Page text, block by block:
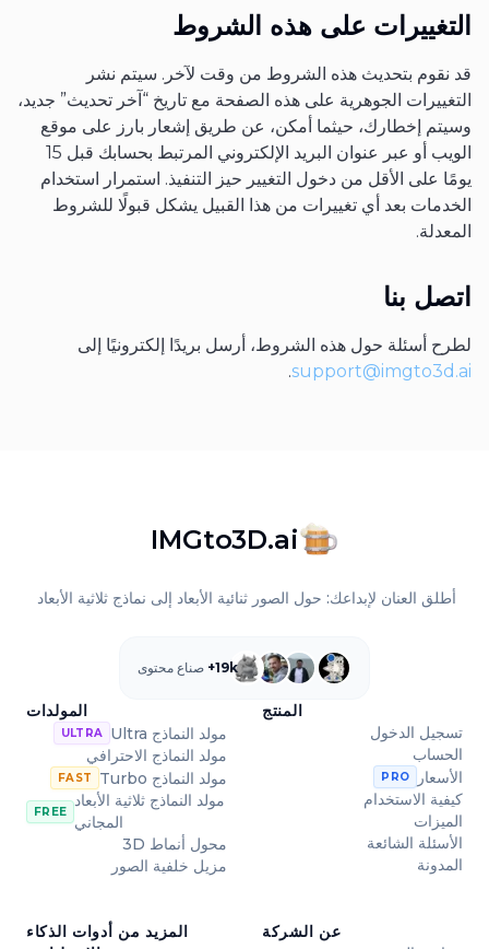
التغييرات على هذه الشروط
قد نقوم بتحديث هذه الشروط من وقت لآخر. سيتم نشر
التغييرات الجوهرية على هذه الصفحة مع تاريخ “آخر تحديث” جديد،
وسيتم إخطارك، حيثما أمكن، عن طريق إشعار بارز على موقع
الويب أو عبر عنوان البريد الإلكتروني المرتبط بحسابك قبل 15
يومًا على الأقل من دخول التغيير حيز التنفيذ. استمرار استخدام
الخدمات بعد أي تغييرات من هذا القبيل يشكل قبولًا للشروط
المعدلة.
اتصل بنا
لطرح أسئلة حول هذه الشروط، أرسل بريدًا إلكترونيًا إلى
support@imgto3d.ai
.
IMGto3D.ai
أطلق العنان لإبداعك: حول الصور ثنائية الأبعاد إلى نماذج ثلاثية الأبعاد
19k+ صناع محتوى
المنتج
تسجيل الدخول
الحساب
الأسعار
PRO
كيفية الاستخدام
الميزات
الأسئلة الشائعة
المدونة
المولدات
مولد النماذج Ultra
ULTRA
مولد النماذج الاحترافي
مولد النماذج Turbo
FAST
مولد النماذج ثلاثية الأبعاد
المجاني
FREE
محول أنماط 3D
مزيل خلفية الصور
عن الشركة
المزيد من أدوات الذكاء